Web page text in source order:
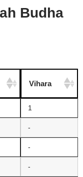
Budha
Vihara
1
-
-
-